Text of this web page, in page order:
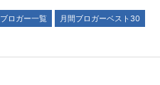
ブロガー一覧
月間ブロガーベスト30